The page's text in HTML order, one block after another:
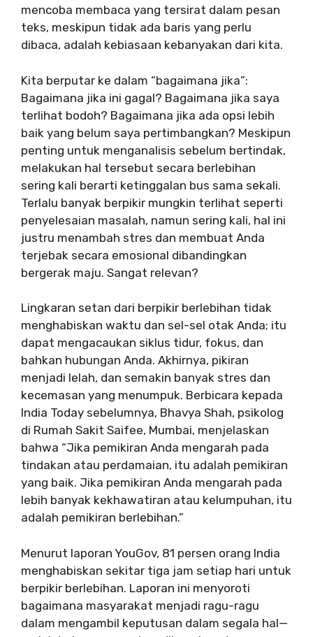
mencoba membaca yang tersirat dalam pesan
teks, meskipun tidak ada baris yang perlu
dibaca, adalah kebiasaan kebanyakan dari kita.
Kita berputar ke dalam “bagaimana jika”:
Bagaimana jika ini gagal? Bagaimana jika saya
terlihat bodoh? Bagaimana jika ada opsi lebih
baik yang belum saya pertimbangkan? Meskipun
penting untuk menganalisis sebelum bertindak,
melakukan hal tersebut secara berlebihan
sering kali berarti ketinggalan bus sama sekali.
Terlalu banyak berpikir mungkin terlihat seperti
penyelesaian masalah, namun sering kali, hal ini
justru menambah stres dan membuat Anda
terjebak secara emosional dibandingkan
bergerak maju. Sangat relevan?
Lingkaran setan dari berpikir berlebihan tidak
menghabiskan waktu dan sel-sel otak Anda; itu
dapat mengacaukan siklus tidur, fokus, dan
bahkan hubungan Anda. Akhirnya, pikiran
menjadi lelah, dan semakin banyak stres dan
kecemasan yang menumpuk. Berbicara kepada
India Today sebelumnya, Bhavya Shah, psikolog
di Rumah Sakit Saifee, Mumbai, menjelaskan
bahwa “Jika pemikiran Anda mengarah pada
tindakan atau perdamaian, itu adalah pemikiran
yang baik. Jika pemikiran Anda mengarah pada
lebih banyak kekhawatiran atau kelumpuhan, itu
adalah pemikiran berlebihan.”
Menurut laporan YouGov, 81 persen orang India
menghabiskan sekitar tiga jam setiap hari untuk
berpikir berlebihan. Laporan ini menyoroti
bagaimana masyarakat menjadi ragu-ragu
dalam mengambil keputusan dalam segala hal—